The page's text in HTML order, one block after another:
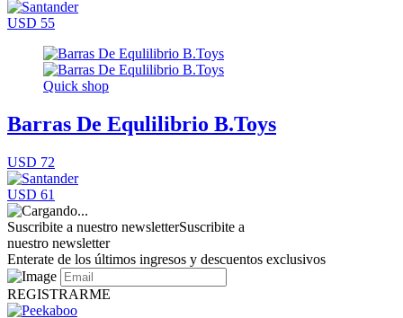
USD 55
Quick shop
Barras De Equlilibrio B.Toys
USD 72
USD 61
Suscribite a nuestro newsletterSuscribite a
nuestro newsletter
Enterate de los últimos ingresos y descuentos exclusivos
REGISTRARME